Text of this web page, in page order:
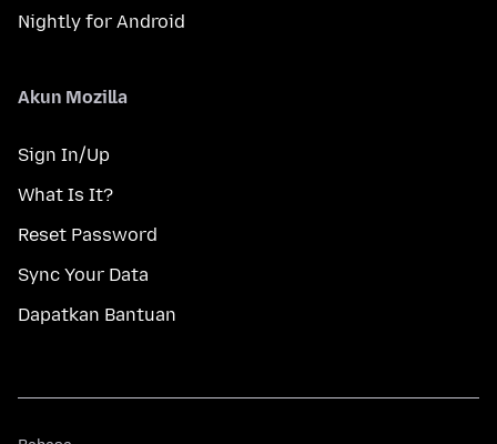
Nightly for Android
Akun Mozilla
Sign In/Up
What Is It?
Reset Password
Sync Your Data
Dapatkan Bantuan